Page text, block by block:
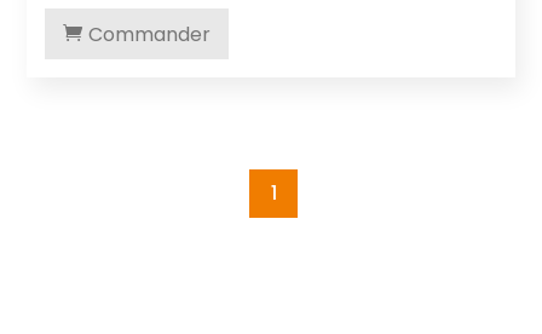
Commander
1